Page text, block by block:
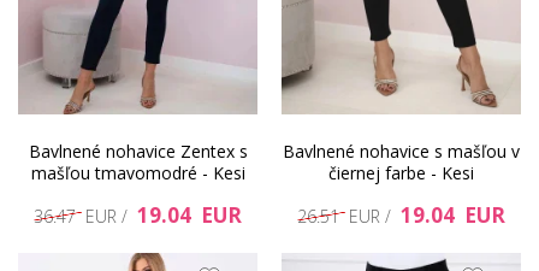
Bavlnené nohavice Zentex s
mašľou tmavomodré - Kesi
36.47 EUR / 19.04 EUR
Bavlnené nohavice s mašľou v
čiernej farbe - Kesi
26.51 EUR / 19.04 EUR